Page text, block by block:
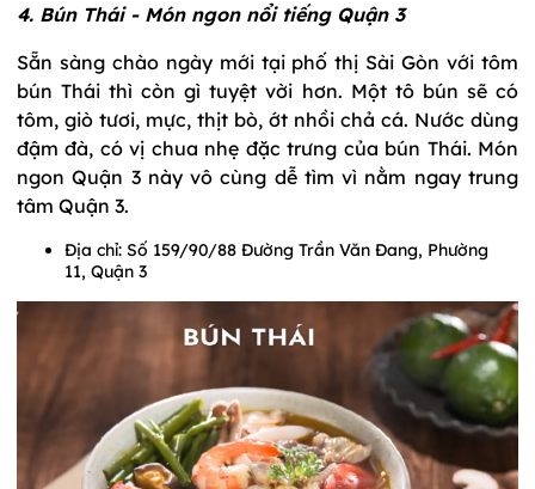
4. Bún Thái - Món ngon nổi tiếng Quận 3
Sẵn sàng chào ngày mới tại phố thị Sài Gòn với tôm
bún Thái thì còn gì tuyệt vời hơn. Một tô bún sẽ có
tôm, giò tươi, mực, thịt bò, ớt nhồi chả cá. Nước dùng
đậm đà, có vị chua nhẹ đặc trưng của bún Thái. Món
ngon Quận 3 này vô cùng dễ tìm vì nằm ngay trung
tâm Quận 3.
Địa chỉ: Số 159/90/88 Đường Trần Văn Đang, Phường
11, Quận 3